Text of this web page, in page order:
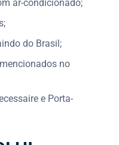
ar-condicionado;
do Brasil;
no
e Porta-